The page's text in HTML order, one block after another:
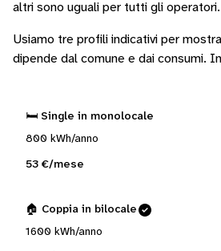
altri sono uguali per tutti gli operatori.
Usiamo tre profili indicativi per
dipende dal comune e dai consumi.
🛏️ Single in monolocale
800 kWh/anno
53 €/mese
🏠 Coppia in bilocale
1600 kWh/anno